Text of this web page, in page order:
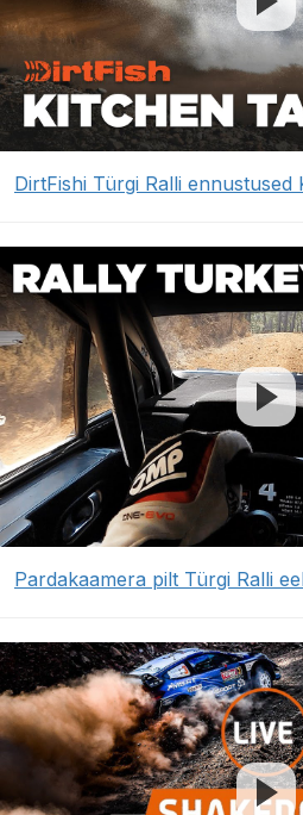
DirtFishi Türgi Ralli ennustused
Pardakaamera pilt Türgi Ralli